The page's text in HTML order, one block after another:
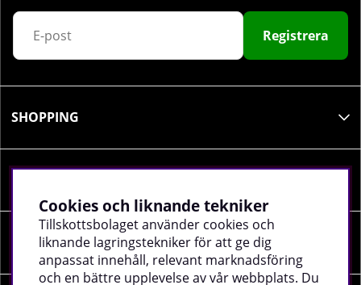
Registrera
SHOPPING
SOCIALA MEDIER
Cookies och liknande tekniker
Tillskottsbolaget använder cookies och
liknande lagringstekniker för att ge dig
anpassat innehåll, relevant marknadsföring
och en bättre upplevelse av vår webbplats. Du